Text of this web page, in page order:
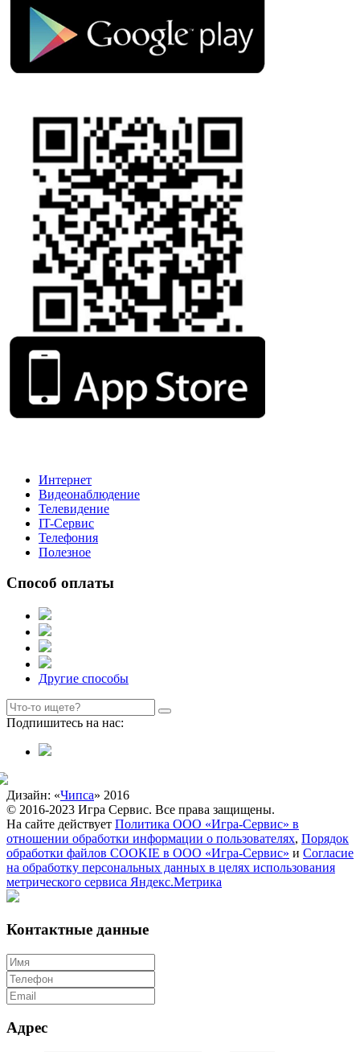
Интернет
Видеонаблюдение
Телевидение
IT-Сервис
Телефония
Полезное
Способ оплаты
Другие способы
Подпишитесь на нас:
Дизайн: «Чипса» 2016
© 2016-2023 Игра Сервис. Все права защищены.
На сайте действует Политика ООО «Игра-Сервис» в
отношении обработки информации о пользователях, Порядок
обработки файлов COOKIE в ООО «Игра-Сервис» и Согласие
на обработку персональных данных в целях использования
метрического сервиса Яндекс.Метрика
Контактные данные
Адрес